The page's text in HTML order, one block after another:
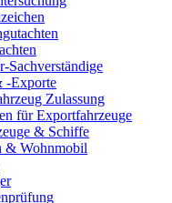
Sachverständige
-Exporte
Zulassung
für Exportfahrzeuge
& Schiffe
& Wohnmobil